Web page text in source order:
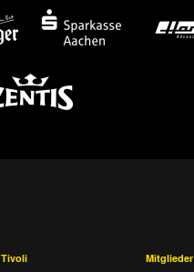
Tivoli Mitglieder